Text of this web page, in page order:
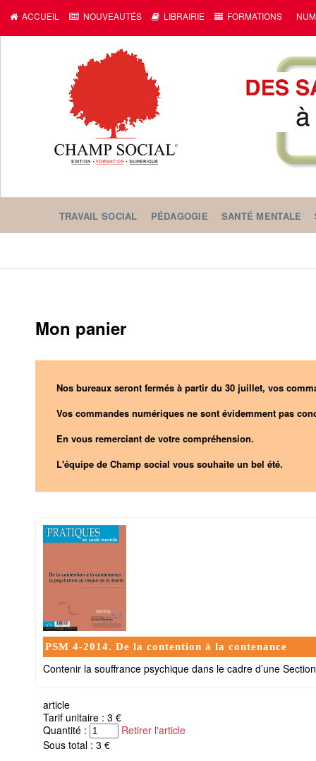
ACCUEIL NOUVEAUTÉS LIBRAIRIE FORMATIONS
TRAVAIL SOCIAL PÉDAGOGIE SANTÉ MENTALE
Mon panier
Nos bureaux seront fermés à partir du 30 juillet, vos
Vos commandes numériques ne sont évidemment pas
En vous remerciant de votre compréhension.
L'équipe de Champ social vous souhaite un bel été.
PSM 4-2014. De la contention à la contenance
Contenir la souffrance psychique dans le cadre d’une
article
Tarif unitaire : 3 €
Quantité :
Retirer l'article
Sous total : 3 €